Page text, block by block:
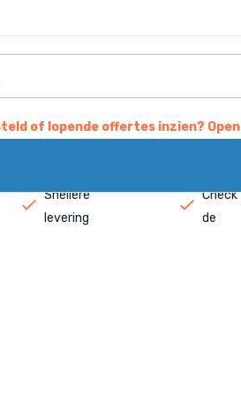
of lopende offertes inzien? Open
Snellere
levering
Check
de